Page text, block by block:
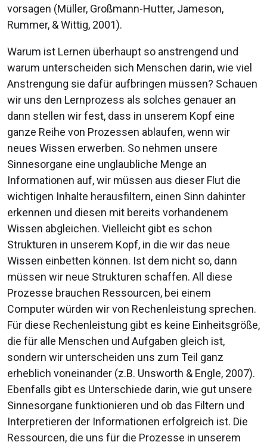
vorsagen (Müller, Großmann-Hutter, Jameson,
Rummer, & Wittig, 2001).
Warum ist Lernen überhaupt so anstrengend und
warum unterscheiden sich Menschen darin, wie viel
Anstrengung sie dafür aufbringen müssen? Schauen
wir uns den Lernprozess als solches genauer an
dann stellen wir fest, dass in unserem Kopf eine
ganze Reihe von Prozessen ablaufen, wenn wir
neues Wissen erwerben. So nehmen unsere
Sinnesorgane eine unglaubliche Menge an
Informationen auf, wir müssen aus dieser Flut die
wichtigen Inhalte herausfiltern, einen Sinn dahinter
erkennen und diesen mit bereits vorhandenem
Wissen abgleichen. Vielleicht gibt es schon
Strukturen in unserem Kopf, in die wir das neue
Wissen einbetten können. Ist dem nicht so, dann
müssen wir neue Strukturen schaffen. All diese
Prozesse brauchen Ressourcen, bei einem
Computer würden wir von Rechenleistung sprechen.
Für diese Rechenleistung gibt es keine Einheitsgröße,
die für alle Menschen und Aufgaben gleich ist,
sondern wir unterscheiden uns zum Teil ganz
erheblich voneinander (z.B. Unsworth & Engle, 2007).
Ebenfalls gibt es Unterschiede darin, wie gut unsere
Sinnesorgane funktionieren und ob das Filtern und
Interpretieren der Informationen erfolgreich ist. Die
Ressourcen, die uns für die Prozesse in unserem